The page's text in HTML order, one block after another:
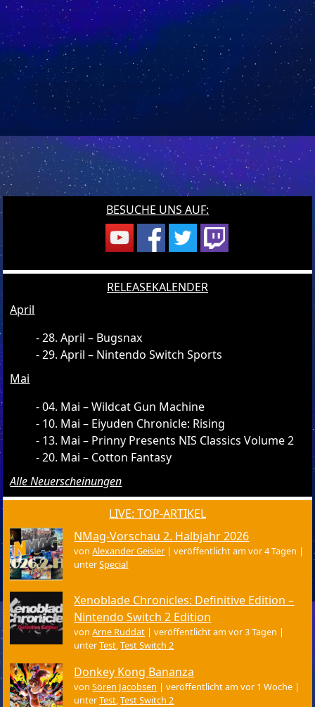
BESUCHE UNS AUF:
RELEASEKALENDER
April
28. April – Bugsnax
29. April – Nintendo Switch Sports
Mai
04. Mai – Wildcat Gun Machine
10. Mai – Eiyuden Chronicle: Rising
13. Mai – Prinny Presents NIS Classics Volume 2
20. Mai – Cotton Fantasy
Alle Neuerscheinungen
LIVE: TOP-ARTIKEL
NMag-Vorschau 2. Halbjahr 2026
vonAlexander Geisler |veröffentlicht am vor 4 Tagen |
unterSpecial
Xenoblade Chronicles: Definitive Edition –
Nintendo Switch 2 Edition
vonArne Ruddat |veröffentlicht am vor 3 Tagen |
unterTest,Test Switch 2
Donkey Kong Bananza
vonSören Jacobsen |veröffentlicht am vor 1 Woche |
unterTest,Test Switch 2